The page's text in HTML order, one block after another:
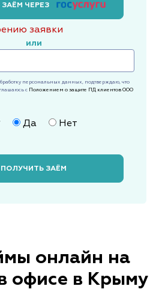
ЧЕРЕЗ
заявки
или
персональных данных, подтверждаю, что
с Положением о защите ПД клиентов ООО
Да Нет
ПОЛУЧИТЬ ЗАЁМ
онлайн на
офисе в Крыму